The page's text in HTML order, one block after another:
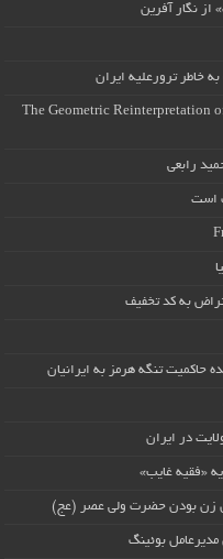
نگار آفرین
خاطر ترورعلیه ایران
The Geometric Reinterpretation
رابعی
است
به کد تخفیف
حاکمیت تنگه هرمز به ایرانیان
در ایران
«فقیه غایب»
زن بودن حضرت ولی عصر (عج)
مدیرعامل بوئینگ